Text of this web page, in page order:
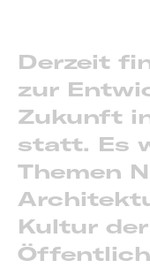
Derzeit
zur
Zukunft
statt. Es
Themen
Kultur